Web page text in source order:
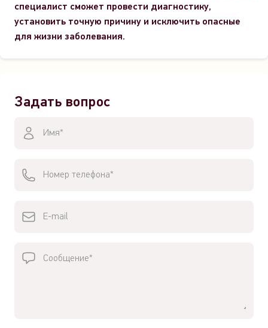
специалист сможет провести диагностику,
установить точную причину и исключить опасные
для жизни заболевания.
Задать вопрос